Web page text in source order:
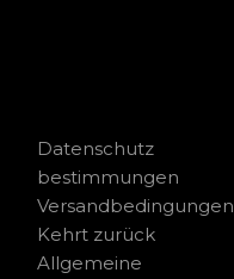
Datenschutz
bestimmungen
Versandbedingungen
Kehrt zurück
Allgemeine